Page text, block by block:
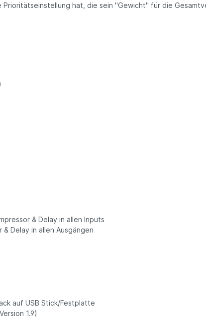
hat, die sein "Gewicht" für die
& Delay in allen Inputs
& Delay in allen Ausgängen
auf USB Stick/Festplatte
1.9)